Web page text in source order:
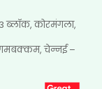
ब्लॉक, कोरमंगला,
चेन्नई –